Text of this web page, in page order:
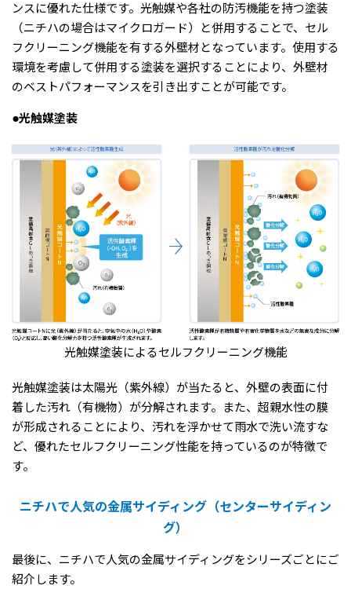
ンスに優れた仕様です。光触媒や各社の防汚機能を持つ塗装
（ニチハの場合はマイクロガード）と併用することで、セル
フクリーニング機能を有する外壁材となっています。使用する
環境を考慮して併用する塗装を選択することにより、外壁材
のベストパフォーマンスを引き出すことが可能です。
●光触媒塗装
光触媒塗装によるセルフクリーニング機能
光触媒塗装は太陽光（紫外線）が当たると、外壁の表面に付
着した汚れ（有機物）が分解されます。また、超親水性の膜
が形成されることにより、汚れを浮かせて雨水で洗い流すな
ど、優れたセルフクリーニング性能を持っているのが特徴で
す。
ニチハで人気の金属サイディング（センターサイディン
グ）
最後に、ニチハで人気の金属サイディングをシリーズごとにご
紹介します。